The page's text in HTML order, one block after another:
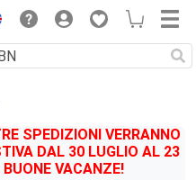
SPEDIZIONI VERRANNO
DAL 30 LUGLIO AL 23
VACANZE!